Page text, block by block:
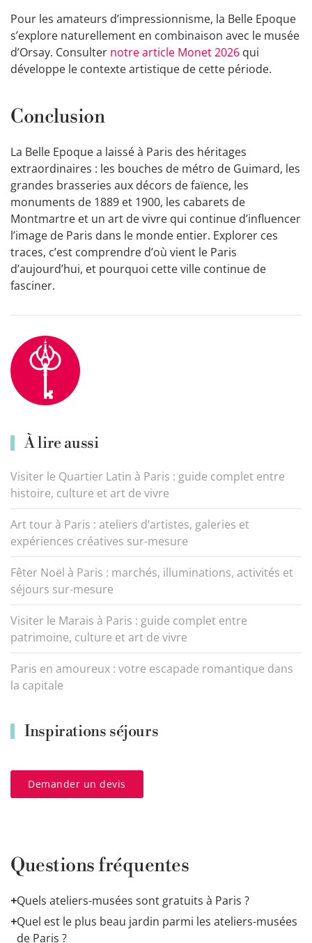
Pour les amateurs d’impressionnisme, la Belle Epoque
s’explore naturellement en combinaison avec le musée
d’Orsay. Consulter notre article Monet 2026 qui
développe le contexte artistique de cette période.
Conclusion
La Belle Epoque a laissé à Paris des héritages
extraordinaires : les bouches de métro de Guimard, les
grandes brasseries aux décors de faïence, les
monuments de 1889 et 1900, les cabarets de
Montmartre et un art de vivre qui continue d’influencer
l’image de Paris dans le monde entier. Explorer ces
traces, c’est comprendre d’où vient le Paris
d’aujourd’hui, et pourquoi cette ville continue de
fasciner.
À lire aussi
Visiter le Quartier Latin à Paris : guide complet entre
histoire, culture et art de vivre
Art tour à Paris : ateliers d’artistes, galeries et
expériences créatives sur-mesure
Fêter Noël à Paris : marchés, illuminations, activités et
séjours sur-mesure
Visiter le Marais à Paris : guide complet entre
patrimoine, culture et art de vivre
Paris en amoureux : votre escapade romantique dans
la capitale
Inspirations séjours
Demander un devis
Questions fréquentes
+Quels ateliers-musées sont gratuits à Paris ?
Le musée Bourdelle, le musée Zadkine et la maison de
Victor Hugo (place des Vosges) sont gratuits pour les
+Quel est le plus beau jardin parmi les ateliers-musées
de Paris ?